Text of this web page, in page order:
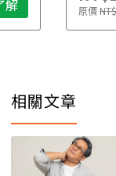
解 原價
相關文章